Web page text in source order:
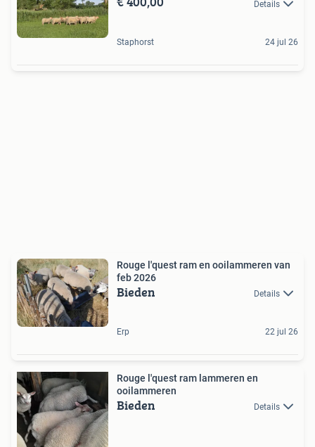
Details
Staphorst 24 jul 26
Rouge l'quest ram en ooilammeren van
feb 2026
Bieden Details
Erp 22 jul 26
Rouge l'quest ram lammeren en
ooilammeren
Bieden Details